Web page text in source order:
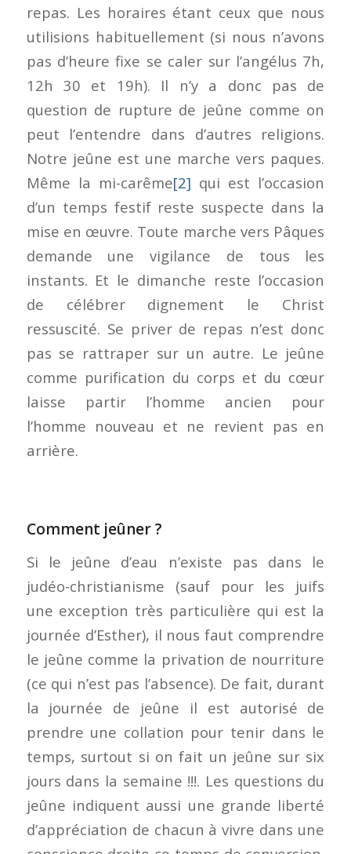
repas. Les horaires étant ceux que nous
utilisions habituellement (si nous n’avons
pas d’heure fixe se caler sur l’angélus 7h,
12h 30 et 19h). Il n’y a donc pas de
question de rupture de jeûne comme on
peut l’entendre dans d’autres religions.
Notre jeûne est une marche vers paques.
Même la mi-carême[2] qui est l’occasion
d’un temps festif reste suspecte dans la
mise en œuvre. Toute marche vers Pâques
demande une vigilance de tous les
instants. Et le dimanche reste l’occasion
de célébrer dignement le Christ
ressuscité. Se priver de repas n’est donc
pas se rattraper sur un autre. Le jeûne
comme purification du corps et du cœur
laisse partir l’homme ancien pour
l’homme nouveau et ne revient pas en
arrière.
Comment jeûner ?
Si le jeûne d’eau n’existe pas dans le
judéo-christianisme (sauf pour les juifs
une exception très particulière qui est la
journée d’Esther), il nous faut comprendre
le jeûne comme la privation de nourriture
(ce qui n’est pas l’absence). De fait, durant
la journée de jeûne il est autorisé de
prendre une collation pour tenir dans le
temps, surtout si on fait un jeûne sur six
jours dans la semaine !!!. Les questions du
jeûne indiquent aussi une grande liberté
d’appréciation de chacun à vivre dans une